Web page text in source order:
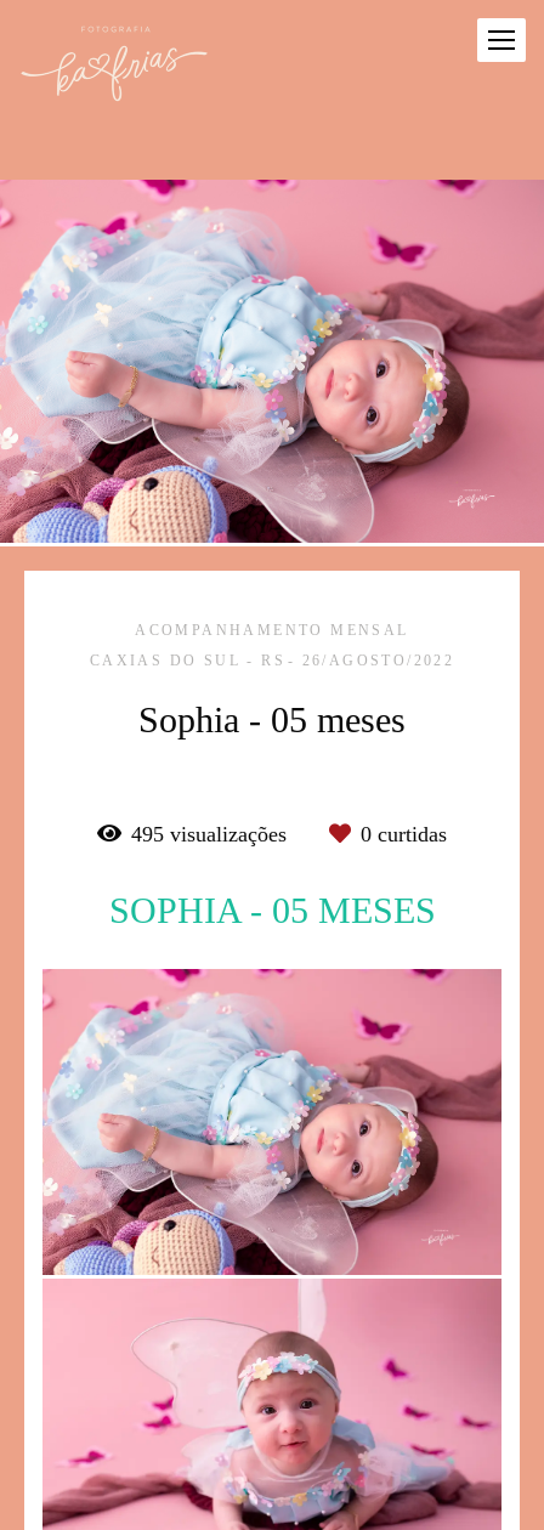
ACOMPANHAMENTO MENSAL
CAXIAS DO SUL - RS
26/AGOSTO/2022
Sophia - 05 meses
495 visualizações 0 curtidas
SOPHIA - 05 MESES